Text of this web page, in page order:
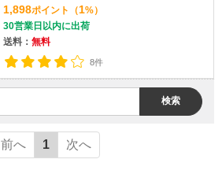
1,898ポイント （1%）
30営業日以内に出荷
送料： 無料
8件
検索
前へ 1 次へ